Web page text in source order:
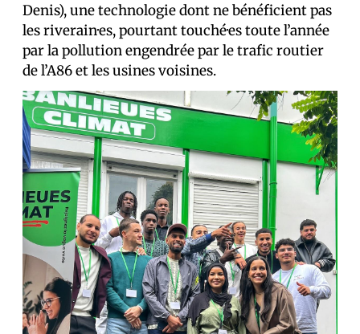
Denis), une technologie dont ne bénéficient pas
les riverain·es, pourtant touché·es toute l’année
par la pollution engendrée par le trafic routier
de l’A86 et les usines voisines.